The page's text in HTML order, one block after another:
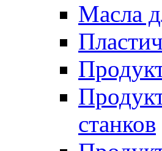
Масла
станков